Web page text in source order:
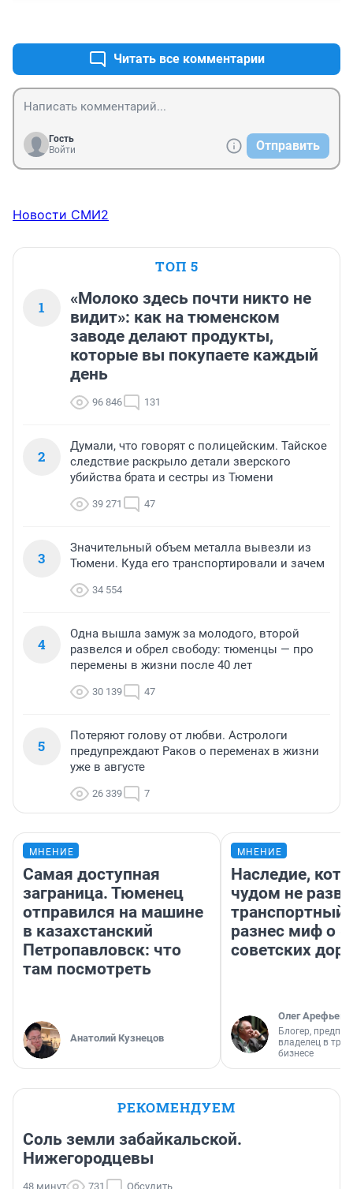
Читать все комментарии
Гость
Войти
Отправить
Новости СМИ2
ТОП 5
1
«Молоко здесь почти никто не
видит»: как на тюменском
заводе делают продукты,
которые вы покупаете каждый
день
96 846 131
2
Думали, что говорят с полицейским. Тайское
следствие раскрыло детали зверского
убийства брата и сестры из Тюмени
39 271 47
3
Значительный объем металла вывезли из
Тюмени. Куда его транспортировали и зачем
34 554
4
Одна вышла замуж за молодого, второй
развелся и обрел свободу: тюменцы — про
перемены в жизни после 40 лет
30 139 47
5
Потеряют голову от любви. Астрологи
предупреждают Раков о переменах в жизни
уже в августе
26 339 7
МНЕНИЕ
Самая доступная
заграница. Тюменец
отправился на машине
в казахстанский
Петропавловск: что
там посмотреть
Анатолий Кузнецов
МНЕНИЕ
Наследие,
чудом не
транспортный
разнес миф о
советских
Олег Арефьев
Блогер,
владелец в
бизнесе
РЕКОМЕНДУЕМ
Соль земли забайкальской.
Нижегородцевы
48 минут 731 Обсудить